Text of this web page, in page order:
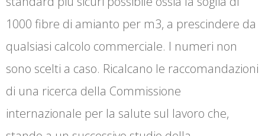
1000 fibre di amianto per m3, a prescindere da
qualsiasi calcolo commerciale. I numeri non
sono scelti a caso. Ricalcano le raccomandazioni
di una ricerca della Commissione
internazionale per la salute sul lavoro che,